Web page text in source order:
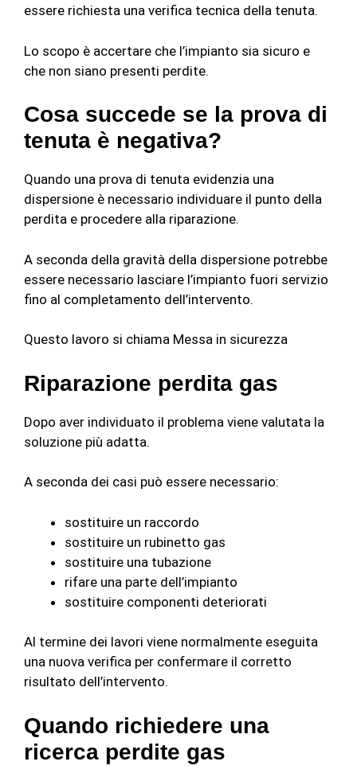
essere richiesta una verifica tecnica della tenuta.
Lo scopo è accertare che l’impianto sia sicuro e
che non siano presenti perdite.
Cosa succede se la prova di
tenuta è negativa?
Quando una prova di tenuta evidenzia una
dispersione è necessario individuare il punto della
perdita e procedere alla riparazione.
A seconda della gravità della dispersione potrebbe
essere necessario lasciare l’impianto fuori servizio
fino al completamento dell’intervento.
Questo lavoro si chiama Messa in sicurezza
Riparazione perdita gas
Dopo aver individuato il problema viene valutata la
soluzione più adatta.
A seconda dei casi può essere necessario:
sostituire un raccordo
sostituire un rubinetto gas
sostituire una tubazione
rifare una parte dell’impianto
sostituire componenti deteriorati
Al termine dei lavori viene normalmente eseguita
una nuova verifica per confermare il corretto
risultato dell’intervento.
Quando richiedere una
ricerca perdite gas